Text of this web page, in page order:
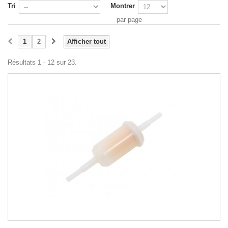
Tri
Montrer
par page
Afficher tout
1 2
Résultats 1 - 12 sur 23.